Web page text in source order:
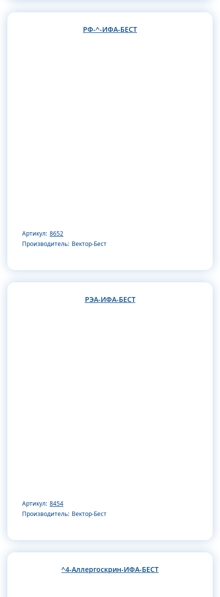
РФ-^-ИФА-БЕСТ
Артикул: 8652
Производитель: Вектор-Бест
РЭА-ИФА-БЕСТ
Артикул: 8454
Производитель: Вектор-Бест
^4-Аллергоскрин-ИФА-БЕСТ